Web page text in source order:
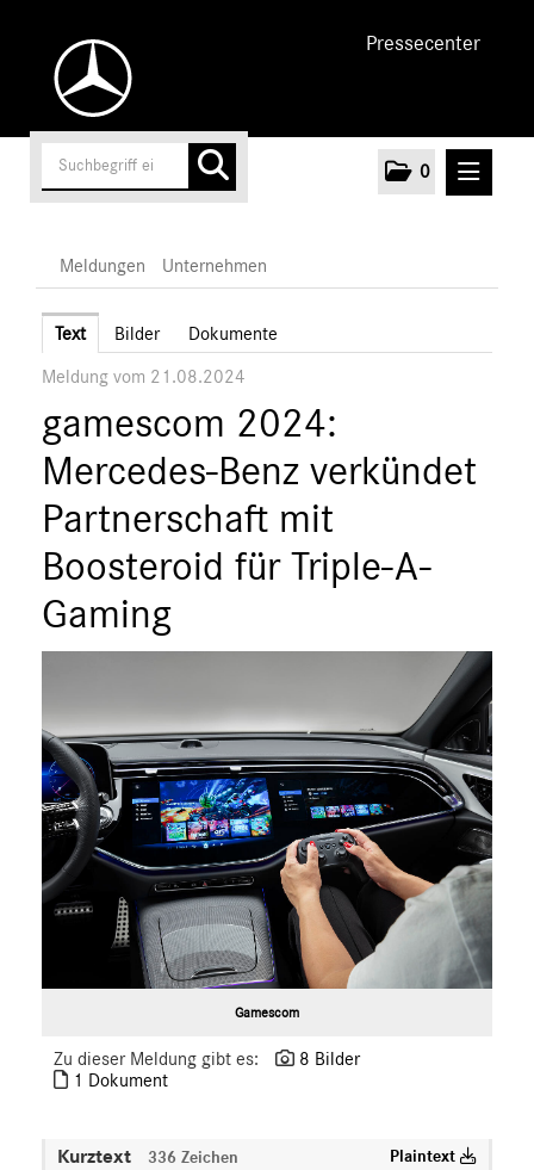
Pressecenter
0
Unternehmen
Marken & Produkte
MEDIA
ÜBER UNS
ANSPRECHPARTNER
Meldungen Unternehmen
Text Bilder Dokumente
Meldung vom 21.08.2024
gamescom 2024:
Mercedes-Benz verkündet
Partnerschaft mit
Boosteroid für Triple-A-
Gaming
Gamescom
Zu dieser Meldung gibt es:
8 Bilder
1 Dokument
Kurztext 336 Zeichen Plaintext